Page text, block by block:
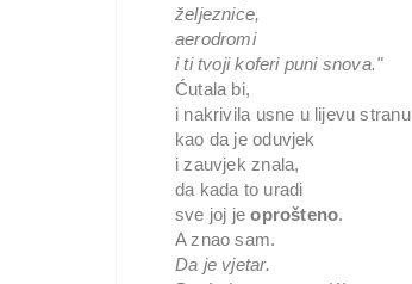
željeznice,
aerodromi
i ti tvoji koferi puni snova."
Ćutala bi,
i nakrivila usne u lijevu stranu
kao da je oduvjek
i zauvjek znala,
da kada to uradi
sve joj je oprošteno.
Da je vjetar.